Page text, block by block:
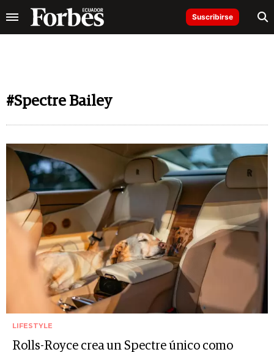
Suscribirse
#Spectre Bailey
LIFESTYLE
Rolls-Royce crea un Spectre único como